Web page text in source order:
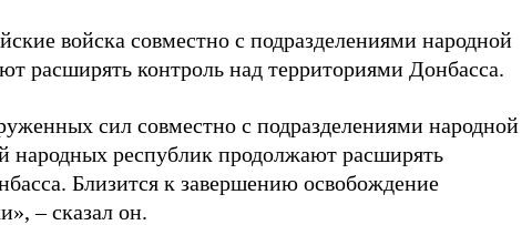
войска совместно с подразделениями народной
контроль над территориями Донбасса.
сил совместно с подразделениями народной
республик продолжают расширять
Близится к завершению освобождение
– сказал он.